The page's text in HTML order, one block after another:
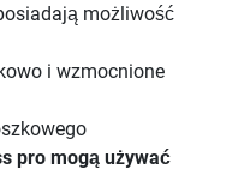
możliwość
i wzmocnione
pro mogą używać